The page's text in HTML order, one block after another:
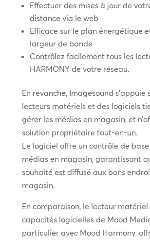
Effectuer des mises à jour de
distance via le web
Efficace sur le plan énergétique
largeur de bande
Contrôlez facilement tous les
HARMONY de votre réseau.
En revanche, Imagesound s’appuie
lecteurs matériels et des logiciels
gérer les médias en magasin, et
solution propriétaire tout-en-un.
Le logiciel offre un contrôle de base
médias en magasin, garantissant
souhaité est diffusé aux bons
magasin.
En comparaison, le lecteur matériel
capacités logicielles de Mood
particulier avec Mood Harmony,